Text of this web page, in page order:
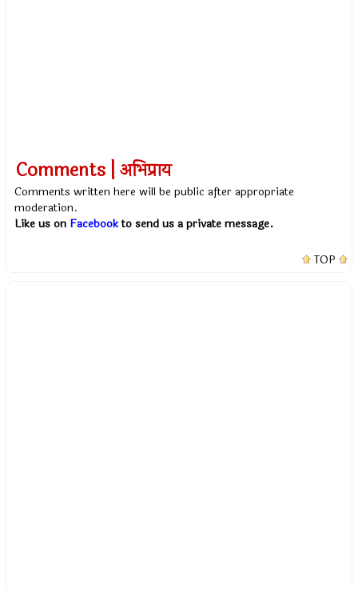
Comments | अभिप्राय
Comments written here will be public after appropriate
moderation.
Like us on Facebookto send us a private message.
TOP